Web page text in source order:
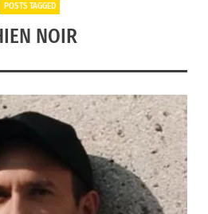
POSTS TAGGED
NOIR